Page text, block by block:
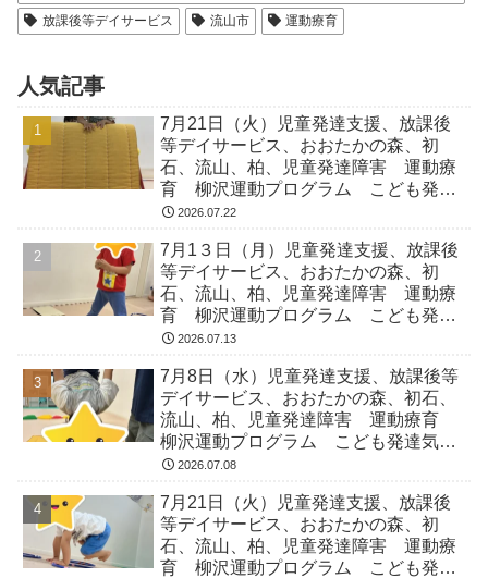
放課後等デイサービス
流山市 運動療育
人気記事
7月21日（火）児童発達支援、放課後
等デイサービス、おおたかの森、初
石、流山、柏、児童発達障害 運動療
育 柳沢運動プログラム こども発達
気になる 発達障害 放デイ 自閉
2026.07.22
7月1３日（月）児童発達支援、放課後
等デイサービス、おおたかの森、初
石、流山、柏、児童発達障害 運動療
育 柳沢運動プログラム こども発達
気になる 発達障害 放デイ 自閉
2026.07.13
7月8日（水）児童発達支援、放課後等
デイサービス、おおたかの森、初石、
流山、柏、児童発達障害 運動療育
柳沢運動プログラム こども発達気に
なる 発達障害 放デイ 自閉症
2026.07.08
7月21日（火）児童発達支援、放課後
等デイサービス、おおたかの森、初
石、流山、柏、児童発達障害 運動療
育 柳沢運動プログラム こども発達